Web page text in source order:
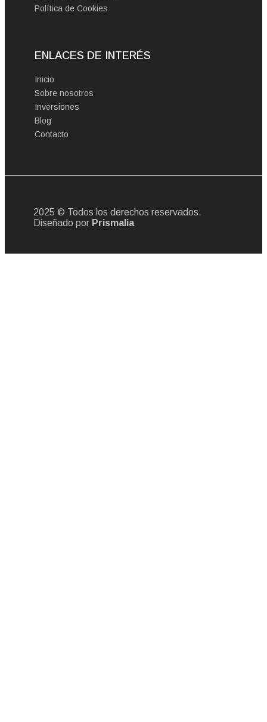
Política de Cookies
ENLACES DE INTERÉS
Inicio
Sobre nosotros
Inversiones
Blog
Contacto
2025 © Todos los derechos reservados.
Diseñado por Prismalia